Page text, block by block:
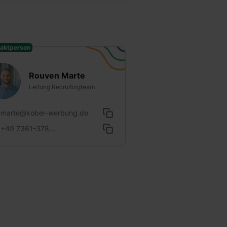
Rouven Marte
Leitung Recruitingteam
marte@kober-werbung.de
+49 7361-378...